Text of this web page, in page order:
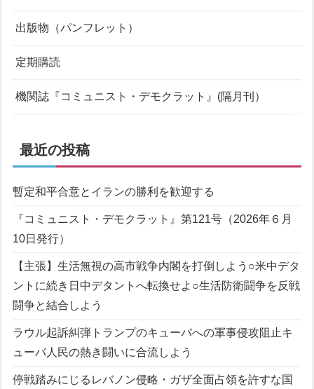
出版物（パンフレット）
定期購読
機関誌『コミュニスト・デモクラット』(隔月刊）
最近の投稿
暫定和平合意とイランの勝利を歓迎する
『コミュニスト・デモクラット』第121号（2026年６月
10日発行）
【主張】生活無視の高市戦争内閣を打倒しよう ○米中デタ
ントに続き日中デタントへ転換せよ ○生活防衛闘争を反戦
闘争と結合しよう
ラウル起訴糾弾 トランプのキューバへの軍事侵攻阻止キ
ューバ人民の熱き闘いに合流しよう
停戦踏みにじるレバノン侵略・ガザ全面占領を許すな国